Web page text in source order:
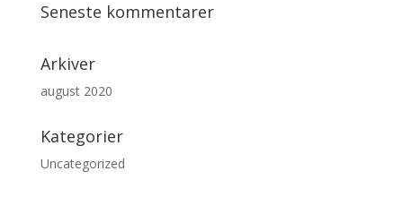
Seneste kommentarer
Arkiver
august 2020
Kategorier
Uncategorized